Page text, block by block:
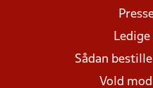
Sådan
Vold